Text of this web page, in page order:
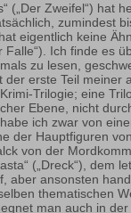
(„Der Zweifel“) hat
zumindest
eigentlich keine
Falle“). Ich finde es
zu lesen,
der erste Teil meiner
Trilogie; eine
Ebene, nicht
ich zwar von
der Hauptfiguren
von der
(„Dreck“), dem
aber ansonsten
thematischen
man auch in